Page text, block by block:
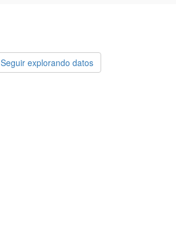
Seguir explorando datos